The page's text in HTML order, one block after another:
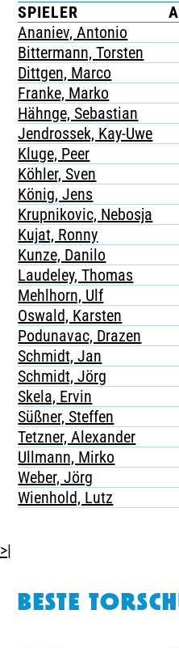
TICKETING
SPIELER
Ananiev, Antonio
Bittermann, Torsten
Dittgen, Marco
Franke, Marko
Hähnge, Sebastian
Jendrossek, Kay-Uwe
Kluge, Peer
Köhler, Sven
König, Jens
Krupnikovic, Nebosja
Kujat, Ronny
Kunze, Danilo
Laudeley, Thomas
Mehlhorn, Ulf
Oswald, Karsten
Podunavac, Drazen
Schmidt, Jan
Schmidt, Jörg
Skela, Ervin
Süßner, Steffen
Tetzner, Alexander
Ullmann, Mirko
Weber, Jörg
Wienhold, Lutz
>|
BESTE